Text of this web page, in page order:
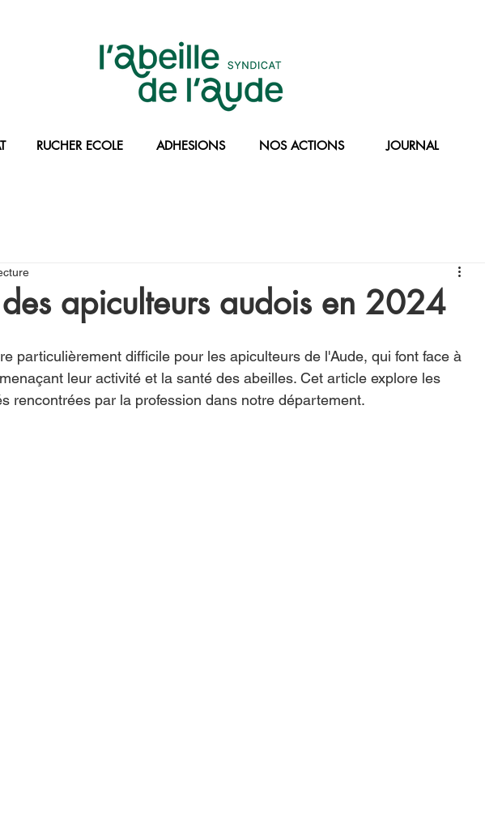
RUCHER ECOLE ADHESIONS NOS ACTIONS JOURNAL
des apiculteurs audois en 2024
particulièrement difficile pour les apiculteurs de l'Aude, qui font face à
leur activité et la santé des abeilles. Cet article explore les
rencontrées par la profession dans notre département.